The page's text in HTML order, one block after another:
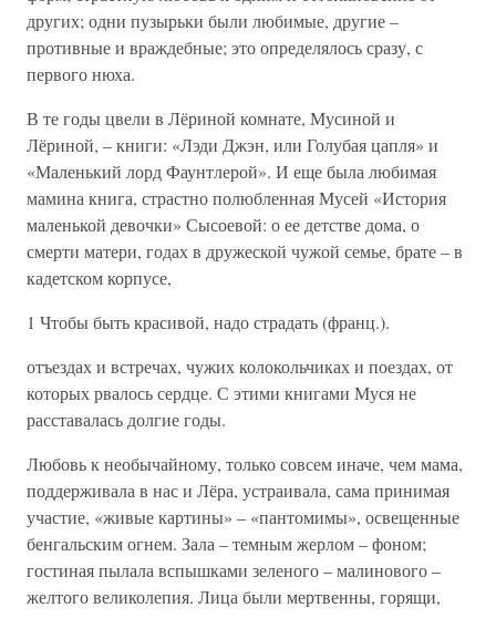
других; одни пузырьки были любимые, другие –
противные и враждебные; это определялось сразу, с
первого нюха.
В те годы цвели в Лёриной комнате, Мусиной и
Лёриной, – книги: «Лэди Джэн, или Голубая цапля» и
«Маленький лорд Фаунтлерой». И еще была любимая
мамина книга, страстно полюбленная Мусей «История
маленькой девочки» Сысоевой: о ее детстве дома, о
смерти матери, годах в дружеской чужой семье, брате – в
кадетском корпусе,
1 Чтобы быть красивой, надо страдать (франц.).
отъездах и встречах, чужих колокольчиках и поездах, от
которых рвалось сердце. С этими книгами Муся не
расставалась долгие годы.
Любовь к необычайному, только совсем иначе, чем мама,
поддерживала в нас и Лёра, устраивала, сама принимая
участие, «живые картины» – «пантомимы», освещенные
бенгальским огнем. Зала – темным жерлом – фоном;
гостиная пылала вспышками зеленого – малинового –
желтого великолепия. Лица были мертвенны, горящи,